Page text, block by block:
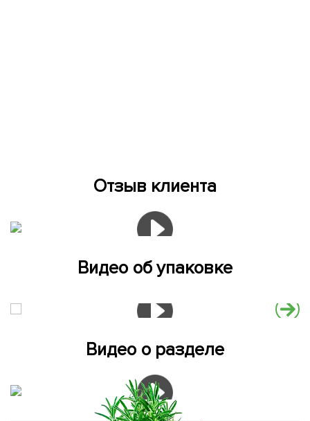
Отзыв клиента
Видео об упаковке
Видео о разделе